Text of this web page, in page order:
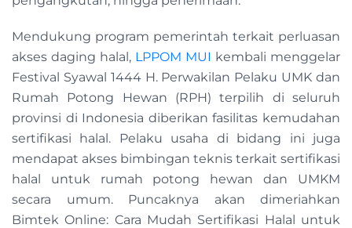
Mendukung program pemerintah terkait perluasan
akses daging halal, LPPOM MUI kembali menggelar
Festival Syawal 1444 H. Perwakilan Pelaku UMK dan
Rumah Potong Hewan (RPH) terpilih di seluruh
provinsi di Indonesia diberikan fasilitas kemudahan
sertifikasi halal. Pelaku usaha di bidang ini juga
mendapat akses bimbingan teknis terkait sertifikasi
halal untuk rumah potong hewan dan UMKM
secara umum. Puncaknya akan dimeriahkan
Bimtek Online: Cara Mudah Sertifikasi Halal untuk